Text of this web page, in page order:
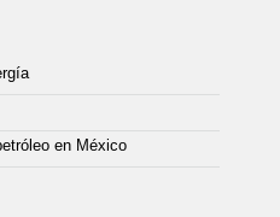
en México